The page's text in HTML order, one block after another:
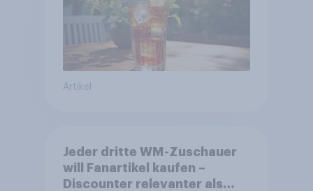
Artikel
Jeder dritte WM-Zuschauer
will Fanartikel kaufen –
Discounter relevanter als